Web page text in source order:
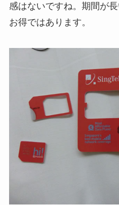
感はないですね。期間が
お得ではあります。